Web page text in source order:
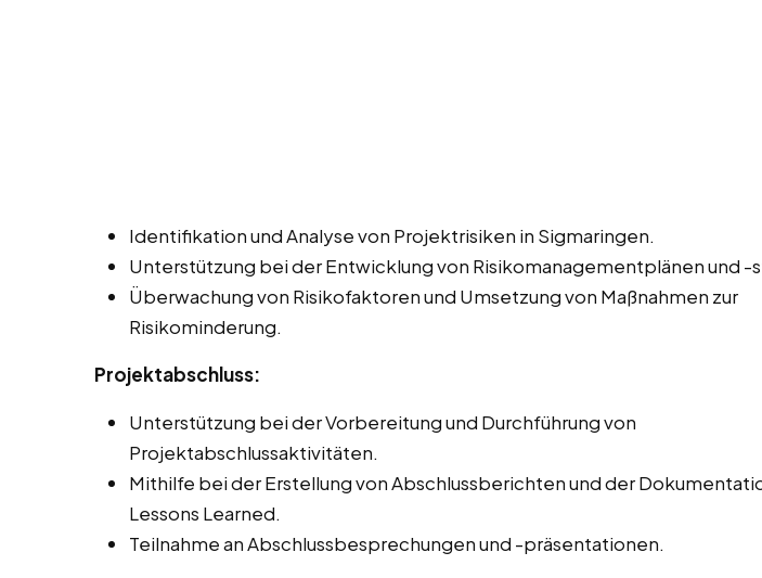
Identifikation und Analyse von Projektrisiken in Sigmaringen.
Unterstützung bei der Entwicklung von Risikomanagementplänen und -
Überwachung von Risikofaktoren und Umsetzung von Maßnahmen zur
Risikominderung.
Projektabschluss:
Unterstützung bei der Vorbereitung und Durchführung von
Projektabschlussaktivitäten.
Mithilfe bei der Erstellung von Abschlussberichten und der
Lessons Learned.
Teilnahme an Abschlussbesprechungen und -präsentationen.